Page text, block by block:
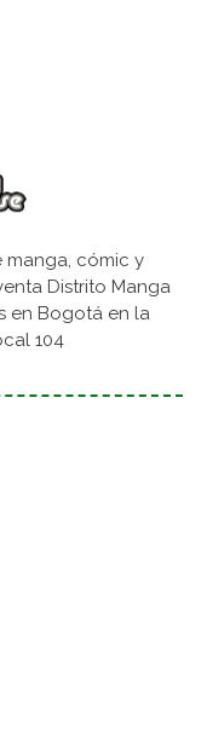
manga, cómic y
Distrito Manga
en Bogotá en la
104